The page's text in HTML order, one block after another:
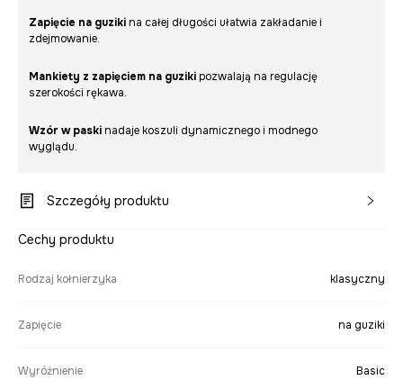
Zapięcie na guziki na całej długości ułatwia zakładanie i
zdejmowanie.
Mankiety z zapięciem na guziki pozwalają na regulację
szerokości rękawa.
Wzór w paski nadaje koszuli dynamicznego i modnego
wyglądu.
Szczegóły produktu
Cechy produktu
Rodzaj kołnierzyka klasyczny
Zapięcie na guziki
Wyróżnienie Basic